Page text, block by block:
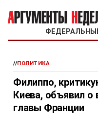
//ПОЛИТИКА
Филиппо,
Киева, объявил
главы Франции